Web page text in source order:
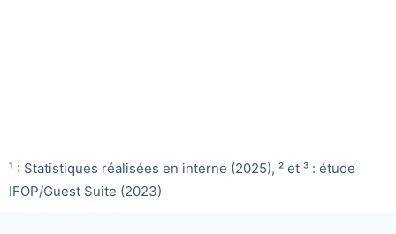
¹ : Statistiques réalisées en interne (2025), ² et ³ : étude
IFOP/Guest Suite (2023)